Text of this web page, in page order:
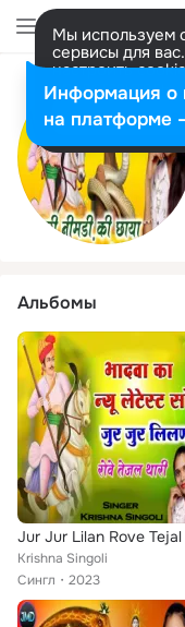
Мы используем
сервисы для
настроить
представитель.
Разрешить все
Альбомы
Krishna Singoli
Сингл
2023
Информация о
на платформе